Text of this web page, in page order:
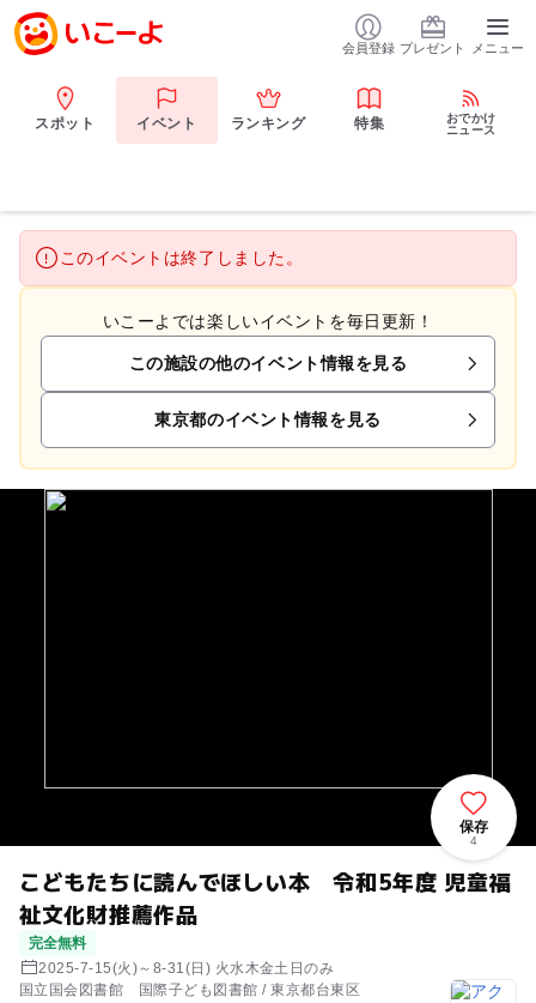
会員登録 プレゼント メニュー
スポット イベント ランキング 特集
おでかけ
ニュース
このイベントは終了しました。
いこーよでは楽しいイベントを毎日更新！
この施設の他のイベント情報を見る
東京都のイベント情報を見る
こどもたちに読んでほしい本 令和5年度 児童福
祉文化財推薦作品
完全無料
2025-7-15(火)～8-31(日) 火水木金土日のみ
国立国会図書館 国際子ども図書館 / 東京都台東区
保存
4